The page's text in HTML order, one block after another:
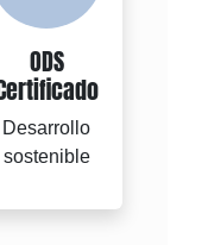
ODS
Desarrollo
sostenible